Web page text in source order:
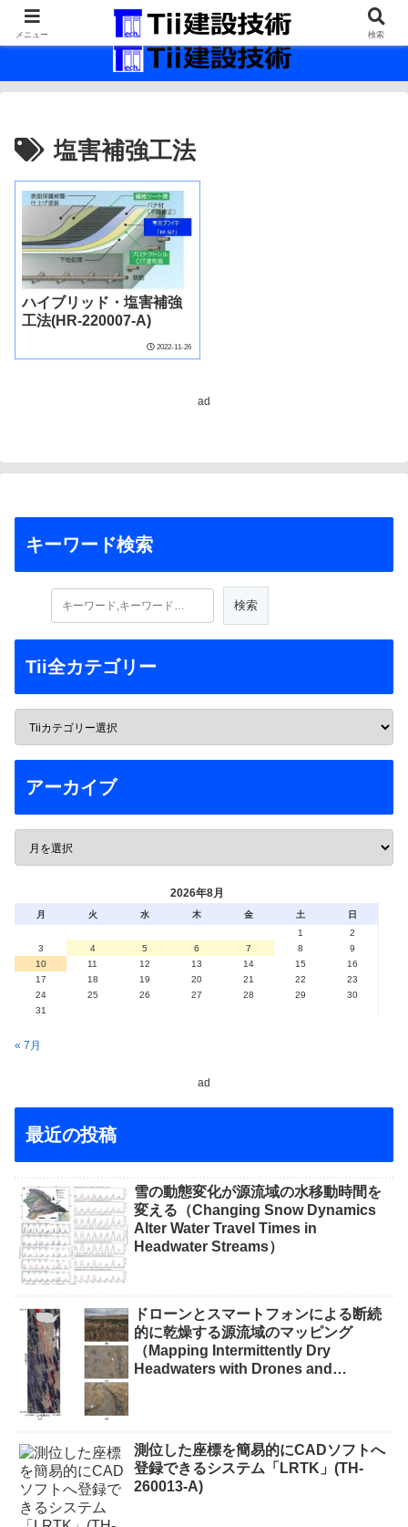
最新の建設技術の情報インフラ。
塩害補強工法
ハイブリッド・塩害補強
工法(HR-220007-A)
2022-11-26
ad
キーワード検索
Tii全カテゴリー
アーカイブ
2026年8月
月 火 水 木 金 土
日
1
2
3
4 5 6 7 8
9
10
11 12 13 14 15
16
17
18 19 20 21 22
23
24
25 26 27 28 29
30
31
« 7月
ad
最近の投稿
雪の動態変化が源流域の水移動時間を
変える（Changing Snow Dynamics
Alter Water Travel Times in
Headwater Streams）
ドローンとスマートフォンによる断続
的に乾燥する源流域のマッピング
（Mapping Intermittently Dry
Headwaters with Drones and
測位した座標を簡易的にCADソフトへ
登録できるシステム「LRTK」(TH-
260013-A)
メニュー 検索